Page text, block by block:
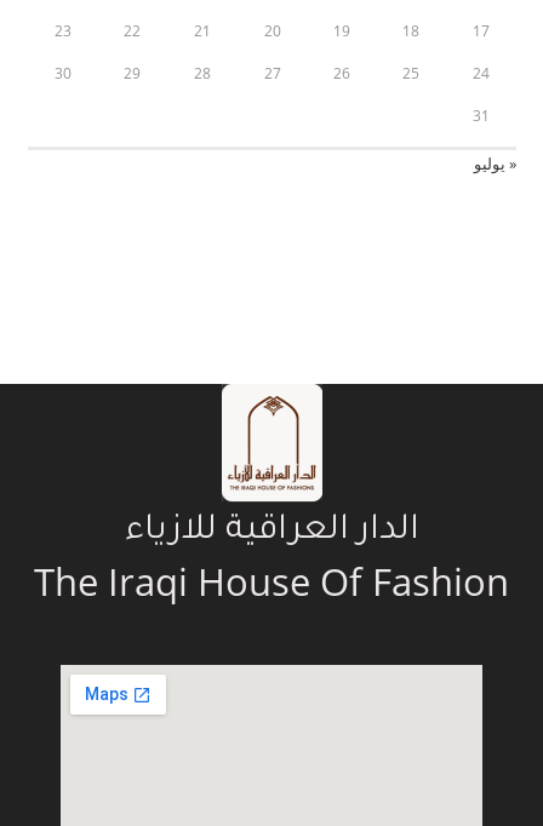
17
18
19
20
21
22
23
24
25
26
27
28
29
30
31
« يوليو
الدار العراقية للازياء
The Iraqi House Of Fashion